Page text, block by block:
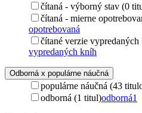
čítaná - výborný stav (0
čítaná - mierne
opotrebovaná
čítané verzie
vypredaných kníh
Odborná x populárne náučná
populárne náučná (43
odborná (1 titul)odborná1